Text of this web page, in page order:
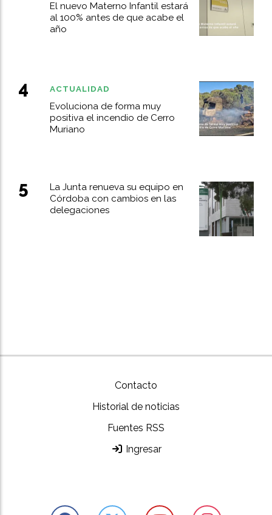
El nuevo Materno Infantil estará
al 100% antes de que acabe el
año
Evoluciona de forma muy
positiva el incendio de Cerro
Muriano
ACTUALIDAD
La Junta renueva su equipo en
Córdoba con cambios en las
delegaciones
Contacto
Historial de noticias
Fuentes RSS
Ingresar